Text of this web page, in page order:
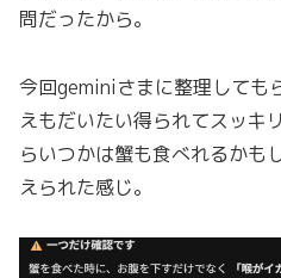
問だったから。
今回geminiさまに整理しても
えもだいたい得られてスッキ
らいつかは蟹も食べれるかも
えられた感じ。